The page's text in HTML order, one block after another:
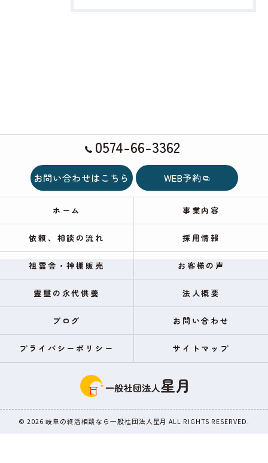
0574-66-3362
お問い合わせはこちら WEB予約
ホーム 事業内容
依頼、相談の流れ 採用情報
祖霊舎・神棚販売 お客様の声
霊璽の永代供養 法人概要
ブログ お問い合わせ
プライバシーポリシー サイトマップ
© 2026 岐阜の終活相談なら一般社団法人星月 ALL RIGHTS RESERVED.